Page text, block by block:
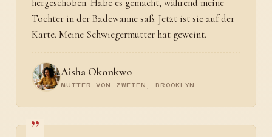
Tochter in der Badewanne saß. Jetzt ist sie auf der
Karte. Meine Schwiegermutter hat geweint.
Aisha Okonkwo
MUTTER VON ZWEIEN, BROOKLYN